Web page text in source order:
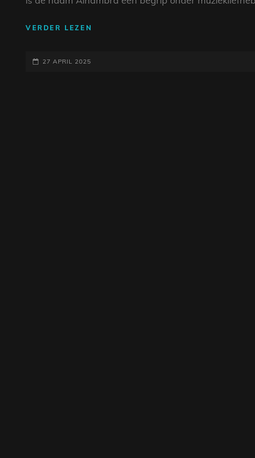
VERDER LEZEN
GEPLAATST
27 APRIL 2025